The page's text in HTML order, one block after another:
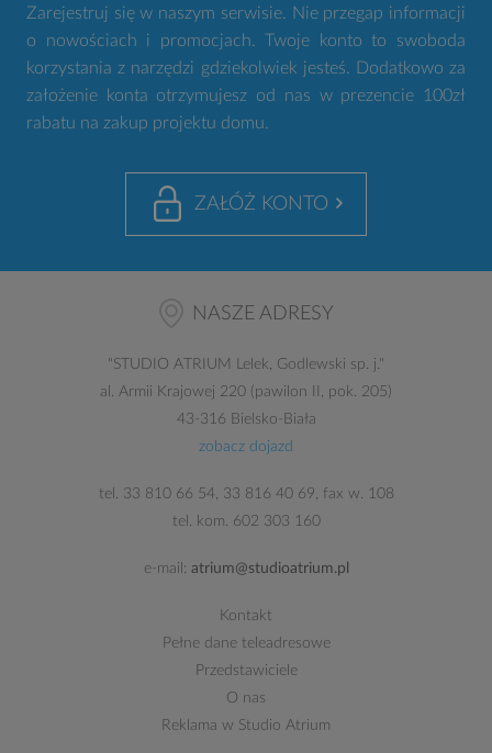
Zarejestruj się w naszym serwisie. Nie przegap informacji
o nowościach i promocjach. Twoje konto to swoboda
korzystania z narzędzi gdziekolwiek jesteś. Dodatkowo za
założenie konta otrzymujesz od nas w prezencie 100zł
rabatu na zakup projektu domu.
ZAŁÓŻ KONTO
NASZE ADRESY
"STUDIO ATRIUM
Lelek, Godlewski sp. j."
al. Armii Krajowej 220 (pawilon II, pok. 205)
43-316 Bielsko-Biała
zobacz dojazd
tel. 33 810 66 54 33 816 40 69 , fax w. 108
tel. kom.
602 303 160
e-mail: atrium@studioatrium.pl
Kontakt
Pełne dane teleadresowe
Przedstawiciele
O nas
Reklama w Studio Atrium